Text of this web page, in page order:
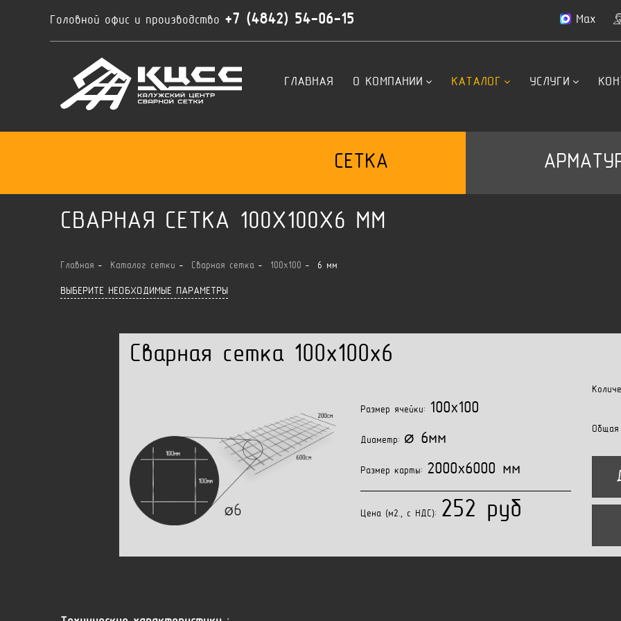
Головной офис и производство +7 (4842) 54-06-15 Max
ГЛАВНАЯ О КОМПАНИИ КАТАЛОГ УСЛУГИ
СЕТКА
СВАРНАЯ СЕТКА 100X100X6 ММ
Главная Каталог сетки Сварная сетка 100x100 6 мм
ВЫБЕРИТЕ НЕОБХОДИМЫЕ ПАРАМЕТРЫ
Сварная сетка 100x100x6
Размер ячейки: 100x100
Диаметр: ⌀ 6мм
Размер карты: 2000x6000 мм
Цена (м2., с НДС): 252 руб
Общая